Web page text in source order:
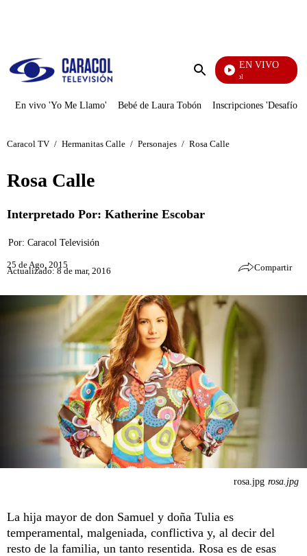
Enviar
EN VIVO
Noticias Caracol
En vivo 'Yo Me Llamo' Bebé de Laura Tobón Inscripciones 'Desafío'
Caracol TV / Hermanitas Calle / Personajes / Rosa Calle
Rosa Calle
Interpretado Por: Katherine Escobar
Por: Caracol Televisión
25 de Ago, 2015
Actualizado: 8 de mar, 2016 Compartir
rosa.jpg rosa.jpg
La hija mayor de don Samuel y doña Tulia es
temperamental, malgeniada, conflictiva y, al decir del
resto de la familia, un tanto resentida. Rosa es de esas